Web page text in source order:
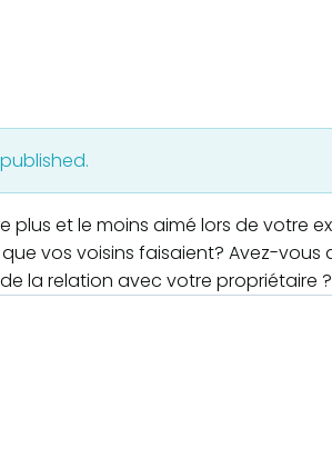
et le moins aimé lors de votre
vos voisins faisaient? Avez-vous
la relation avec votre propriétaire ?